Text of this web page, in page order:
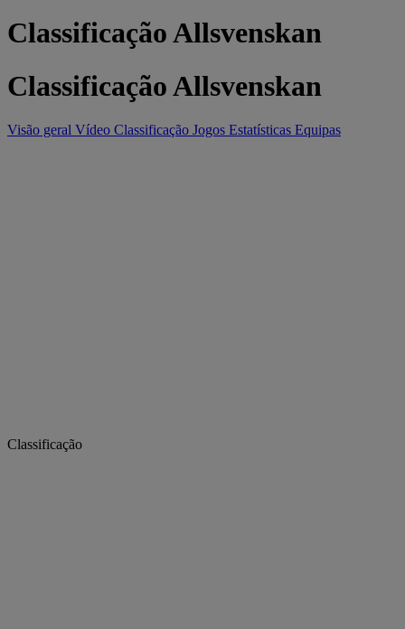
Classificação Allsvenskan
Classificação Allsvenskan
Visão geral Vídeo Classificação Jogos Estatísticas Equipas
Classificação